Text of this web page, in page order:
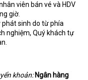
viên bán vé và HDV
giờ.
phát sinh do từ phía
nghiệm, Quý khách tự
khoản: Ngân hàng